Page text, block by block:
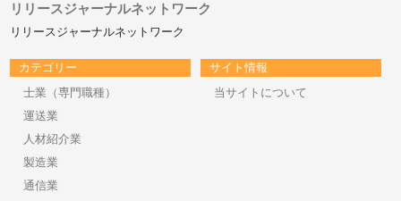
リリースジャーナルネットワーク
リリースジャーナルネットワーク
カテゴリー
士業（専門職種）
運送業
人材紹介業
製造業
通信業
サイト情報
当サイトについて